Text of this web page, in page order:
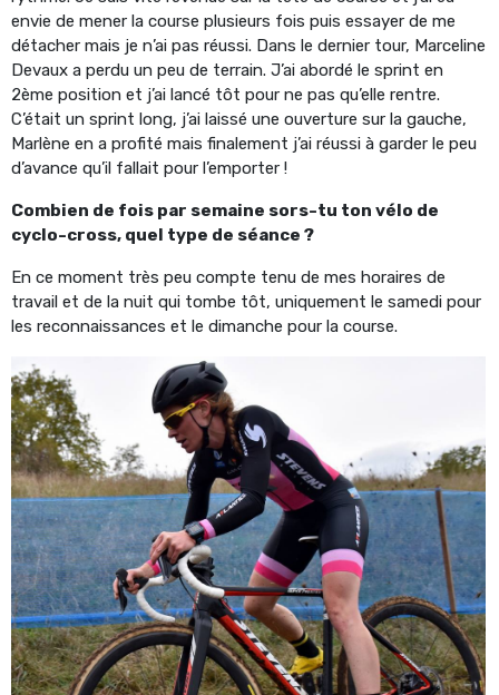
envie de mener la course plusieurs fois puis essayer de me
détacher mais je n’ai pas réussi. Dans le dernier tour, Marceline
Devaux a perdu un peu de terrain. J’ai abordé le sprint en
2ème position et j’ai lancé tôt pour ne pas qu’elle rentre.
C’était un sprint long, j’ai laissé une ouverture sur la gauche,
Marlène en a profité mais finalement j’ai réussi à garder le peu
d’avance qu’il fallait pour l’emporter !
Combien de fois par semaine sors-tu ton vélo de
cyclo-cross, quel type de séance ?
En ce moment très peu compte tenu de mes horaires de
travail et de la nuit qui tombe tôt, uniquement le samedi pour
les reconnaissances et le dimanche pour la course.